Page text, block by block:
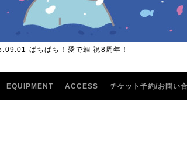
ぱちぱち！愛で鯛 祝8周年！
EQUIPMENT ACCESS チケット予約/お問い